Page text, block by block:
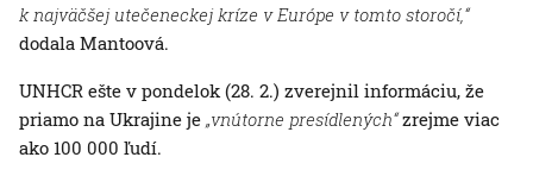
k najväčšej utečeneckej kríze v Európe v tomto storočí,“
dodala Mantoová.
UNHCR ešte v pondelok (28. 2.) zverejnil informáciu, že
priamo na Ukrajine je „vnútorne presídlených“zrejme viac
ako 100 000 ľudí.